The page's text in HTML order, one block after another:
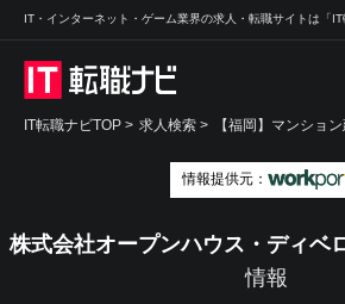
IT・インターネット・ゲーム業界の求人・転職サイトは「IT
IT転職ナビTOP > 求人検索 > 【福岡】マンショ
情報提供元：
株式会社オープンハウス・ディベ
情報